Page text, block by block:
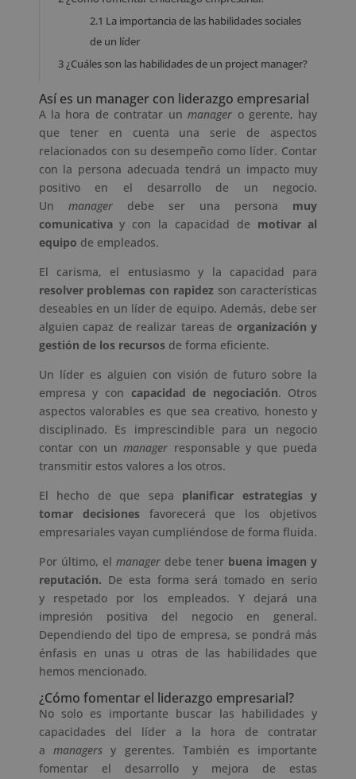
2.1 La importancia de las habilidades sociales
de un líder
3¿Cuáles son las habilidades de un project manager?
Así es un manager con liderazgo empresarial
A la hora de contratar unmanager o gerente, hay
que tener en cuenta una serie de aspectos
relacionados con su desempeño como líder. Contar
con la persona adecuada tendrá un impacto muy
positivo en el desarrollo de un negocio.
Un managerdebe ser una persona muy
comunicativay con la capacidad de motivar al
equipo de empleados.
El carisma, el entusiasmo y la capacidad para
resolver problemas con rapidez son características
deseables en un líder de equipo. Además, debe ser
alguien capaz de realizar tareas de organización y
gestión de los recursosde forma eficiente.
Un líder es alguien con visión de futuro sobre la
empresa y con capacidad de negociación. Otros
aspectos valorables es que sea creativo, honesto y
disciplinado. Es imprescindible para un negocio
contar con unmanager responsable y que pueda
transmitir estos valores a los otros.
El hecho de que sepa planificar estrategias y
tomar decisionesfavorecerá que los objetivos
empresariales vayan cumpliéndose de forma fluida.
Por último, el managerdebe tener buena imagen y
reputación. De esta forma será tomado en serio
y respetado por los empleados. Y dejará una
impresión positiva del negocio en general.
Dependiendo del tipo de empresa, se pondrá más
énfasis en unas u otras de las habilidades que
hemos mencionado.
¿Cómo fomentar el liderazgo empresarial?
No solo es importante buscar las habilidades y
capacidades del líder a la hora de contratar
a managersy gerentes. También es importante
fomentar el desarrollo y mejora de estas